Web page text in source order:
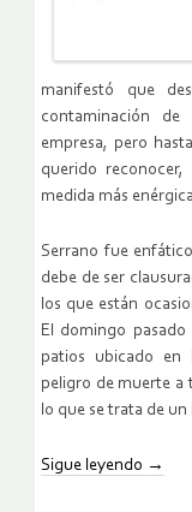
manifestó que
contaminación
empresa, pero
querido
medida más
Serrano fue
debe de ser
los que están
El domingo
patios ubicado en
peligro de muerte a
lo que se trata de
Sigue leyendo →